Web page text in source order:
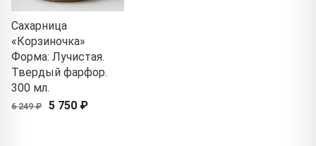
Сахарница
«Корзиночка»
Форма: Лучистая.
Твердый фарфор.
300 мл.
6 249 ₽ 5 750 ₽